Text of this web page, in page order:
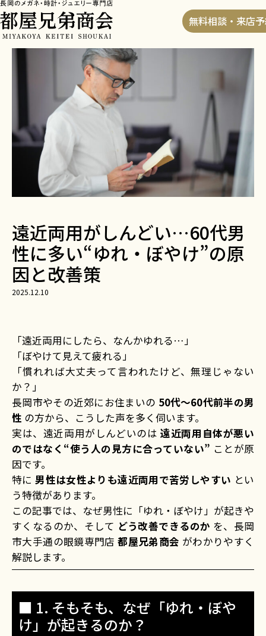
無料相談・来店
HOME> ブログ >遠近両用がしんどい…60代男性に多
い“ゆれ・ぼやけ”の原因と改善策
遠近両用がしんどい…60代男
性に多い“ゆれ・ぼやけ”の原
因と改善策
2025.12.10
「遠近両用にしたら、なんかゆれる…」
「ぼやけて見えて疲れる」
「慣れれば大丈夫って言われたけど、無理じゃない
か？」
長岡市やその近郊にお住まいの 50代〜60代前半の男
性 の方から、こうした声を多く伺います。
実は、遠近両用がしんどいのは遠近両用自体が悪い
のではなく“使う人の見方に合っていない” ことが原
因です。
特に男性は女性よりも遠近両用で苦労しやすい とい
う特徴があります。
この記事では、なぜ男性に「ゆれ・ぼやけ」が起きや
すくなるのか、そして どう改善できるのか を、長岡
市大手通の眼鏡専門店都屋兄弟商会 がわかりやすく
解説します。
■ 1. そもそも、なぜ「ゆれ・ぼや
け」が起きるのか？